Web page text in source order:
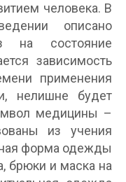
человека. В
описано
на состояние
зависимость
применения
нелишне будет
медицины –
из учения
форма одежды
брюки и маска на